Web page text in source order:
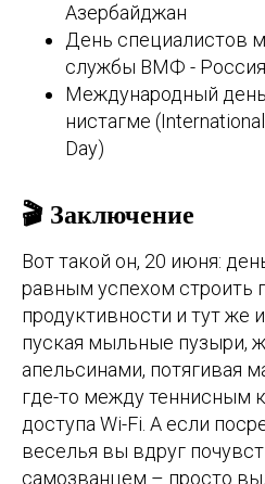
Азербайджан
День специалистов
службы ВМФ - Россия
Международный
нистагме
Day)
🎬 Заключение
Вот такой он, 20 июня:
равным успехом строить
продуктивности и тут же
пуская мыльные пузыри,
апельсинами, потягивая
где-то между теннисным
доступа Wi-Fi. А если
веселья вы вдруг
самозванцем – просто